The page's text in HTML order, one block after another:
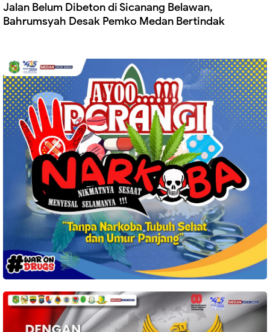
Jalan Belum Dibeton di Sicanang Belawan,
Bahrumsyah Desak Pemko Medan Bertindak